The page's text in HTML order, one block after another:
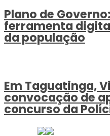
Plano de
ferramenta
da população
Em Taguatinga,
convocação de
concurso da